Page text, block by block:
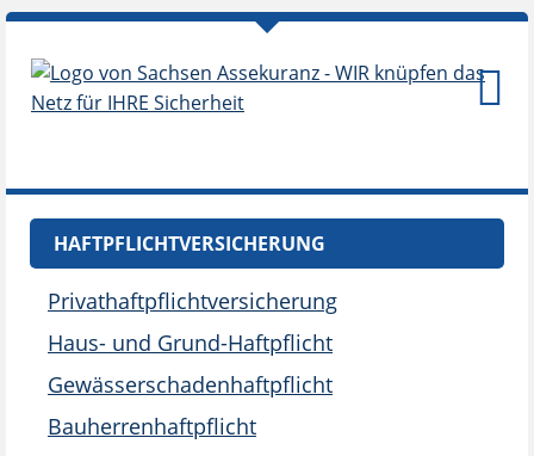
HAFTPFLICHTVERSICHERUNG
Privathaftpflichtversicherung
Haus- und Grund-Haftpflicht
Gewässerschadenhaftpflicht
Bauherrenhaftpflicht